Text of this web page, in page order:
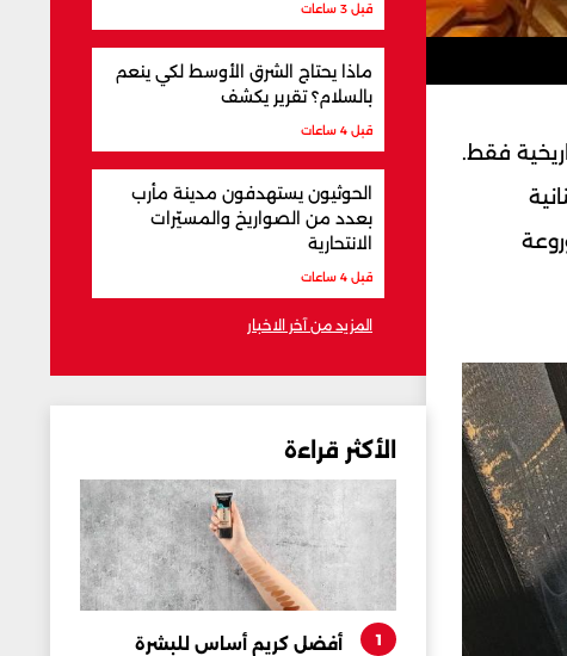
فقط.
قبل 3 ساعات
ماذا يحتاج الشرق الأوسط لكي ينعم
بالسلام؟ تقرير يكشف
قبل 4 ساعات
الحوثيون يستهدفون مدينة مأرب
بعدد من الصواريخ والمسيّرات
الانتحارية
قبل 4 ساعات
المزيد من آخر الاخبار
الأكثر قراءة
1
أفضل كريم أساس للبشرة